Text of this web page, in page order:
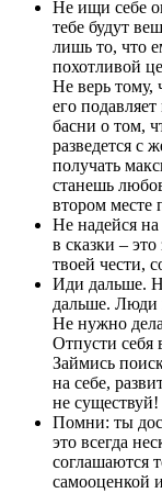
Не ищи себе
тебе будут
лишь то, что
похотливой
Не верь тому,
его
басни о том,
разведется с
получать
станешь
втором месте
Не надейся
в сказки – это
твоей чести,
Иди дальше.
дальше. Люди
Не нужно
Отпусти
Займись
на себе,
не существуй!
Помни: ты
это всегда
соглашаются
самооценкой